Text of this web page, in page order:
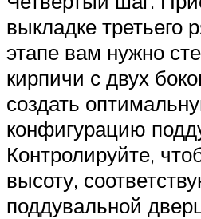
выкладке третьего
этапе вам нужно
кирпичи с двух
создать
конфигурацию
Контролируйте,
высоту,
поддувальной